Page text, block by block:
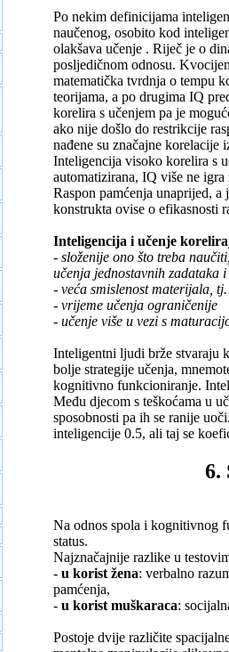
Po nekim definicijama
naučenog, osobito kod
olakšava učenje . Riječ je o
posljedičnom odnosu.
matematička tvrdnja o tempu
teorijama, a po drugima IQ
korelira s učenjem pa je
ako nije došlo do restrikcije
nađene su značajne korelacije
Inteligencija visoko korelira s
automatizirana, IQ više ne
Raspon pamćenja unaprijed,
konstrukta ovise o efikasnosti
Inteligencija i učenje
- složenije ono što treba
učenja jednostavnih zadataka
- veća smislenost materijala,
- vrijeme učenja ograničenije
- učenje više u vezi s
Inteligentni ljudi brže stvaraju
bolje strategije učenja,
kognitivno funkcioniranje.
Među djecom s teškoćama u
sposobnosti pa ih se ranije
inteligencije 0.5, ali taj se
6.
Na odnos spola i kognitivnog
status.
Najznačajnije razlike u
- u korist žena: verbalno
pamćenja,
- u korist muškaraca:
Postoje dvije različite